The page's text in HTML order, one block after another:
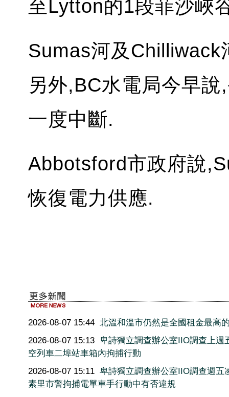
至Lytton的1段菲沙峽
Sumas河及Chilliwack
另外,BC水電局今早
一度中斷.
Abbotsford市政府說
恢復電力供應.
2026-08-07 15:44 北溫和溫市仍然是全國租金最高
2026-08-07 15:13 卑詩獨立調查辦公室IIO調查上週
空列車二埠站車箱內拘捕行動
2026-08-07 15:11 卑詩獨立調查辦公室IIO調查週五
素里市警拘捕電單車手行動中有否違規